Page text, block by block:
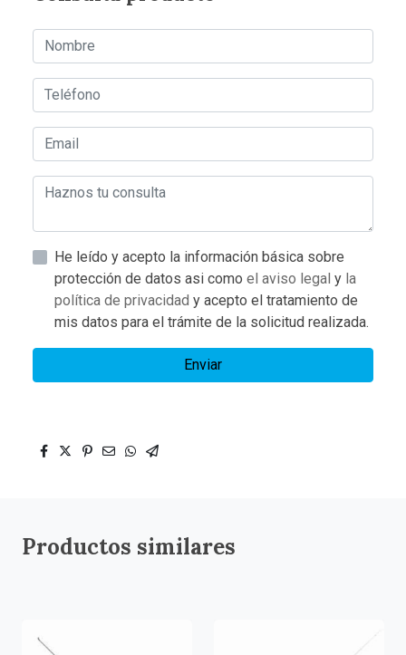
He leído y acepto la información básica sobre
protección de datos asi como el aviso legal y la
política de privacidad y acepto el tratamiento de
mis datos para el trámite de la solicitud realizada.
Enviar
Productos similares